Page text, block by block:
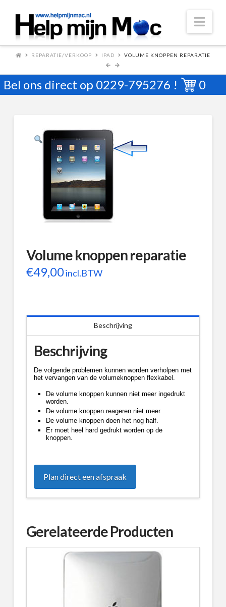
REPARATIE/VERKOOP IPAD VOLUME KNOPPEN REPARATIE
Bel ons direct op 0229-795276 ! 0
Volume knoppen reparatie
€49,00incl.BTW
Beschrijving
Beschrijving
De volgende problemen kunnen worden verholpen met
het vervangen van de volumeknoppen flexkabel.
De volume knoppen kunnen niet meer ingedrukt
worden.
De volume knoppen reageren niet meer.
De volume knoppen doen het nog half.
Er moet heel hard gedrukt worden op de
knoppen.
Plan direct een afspraak
Gerelateerde Producten